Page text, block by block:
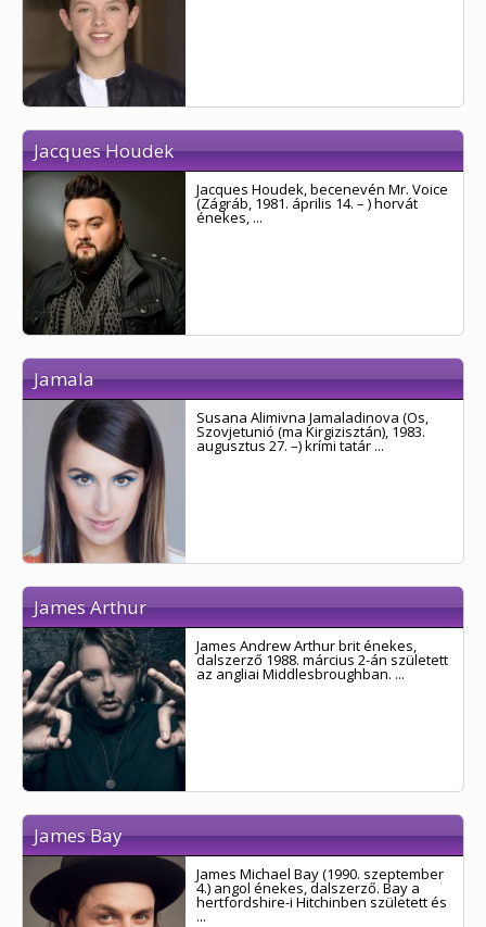
Jacques Houdek
Jacques Houdek, becenevén Mr. Voice
(Zágráb, 1981. április 14. – ) horvát
énekes, ...
Jamala
Susana Alimivna Jamaladinova (Os,
Szovjetunió (ma Kirgizisztán), 1983.
augusztus 27. –) krími tatár ...
James Arthur
James Andrew Arthur brit énekes,
dalszerző 1988. március 2-án született
az angliai Middlesbroughban. ...
James Bay
James Michael Bay (1990. szeptember
4.) angol énekes, dalszerző. Bay a
hertfordshire-i Hitchinben született és
...